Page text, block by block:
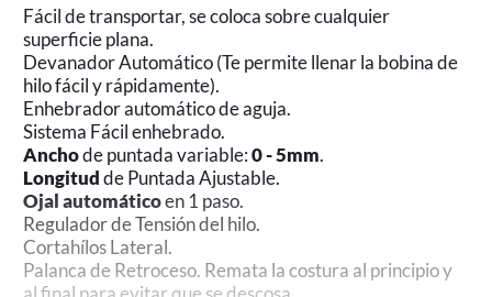
Fácil de transportar, se coloca sobre cualquier
superficie plana.
Devanador Automático (Te permite llenar la bobina de
hilo fácil y rápidamente).
Enhebrador automático de aguja.
Sistema Fácil enhebrado.
Anchode puntada variable:0 - 5mm.
Longitudde Puntada Ajustable.
Ojalautomáticoen 1 paso.
Regulador de Tensión del hilo.
Cortahílos Lateral.
Palanca de Retroceso. Remata la costura al principio y